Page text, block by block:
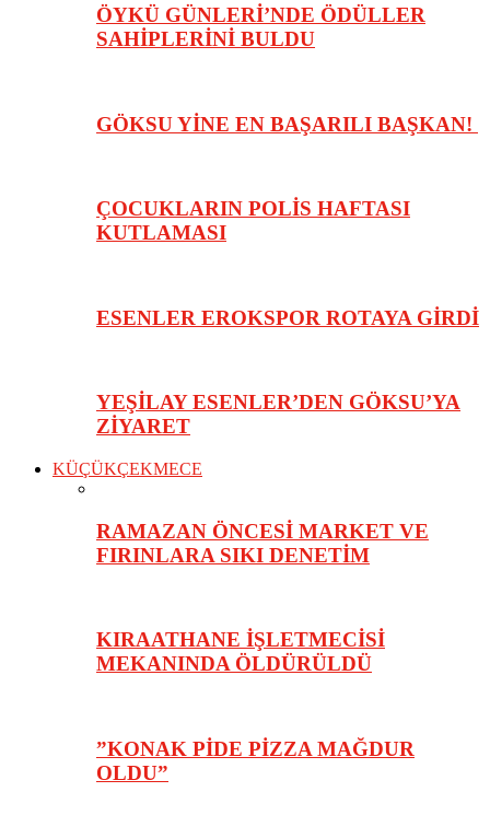
ÖYKÜ GÜNLERİ’NDE ÖDÜLLER
SAHİPLERİNİ BULDU
GÖKSU YİNE EN BAŞARILI BAŞKAN!
ÇOCUKLARIN POLİS HAFTASI
KUTLAMASI
ESENLER EROKSPOR ROTAYA GİRDİ
YEŞİLAY ESENLER’DEN GÖKSU’YA
ZİYARET
KÜÇÜKÇEKMECE
RAMAZAN ÖNCESİ MARKET VE
FIRINLARA SIKI DENETİM
KIRAATHANE İŞLETMECİSİ
MEKANINDA ÖLDÜRÜLDÜ
”KONAK PİDE PİZZA MAĞDUR
OLDU”